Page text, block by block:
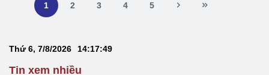
1 2 3 4 5
Thứ 6, 7/8/2026 14:17:50
Tin xem nhiều